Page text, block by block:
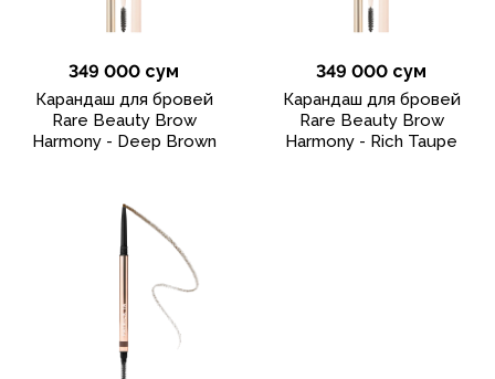
349 000 сум
Карандаш для бровей
Rare Beauty Brow
Harmony - Deep Brown
349 000 сум
Карандаш для бровей
Rare Beauty Brow
Harmony - Rich Taupe